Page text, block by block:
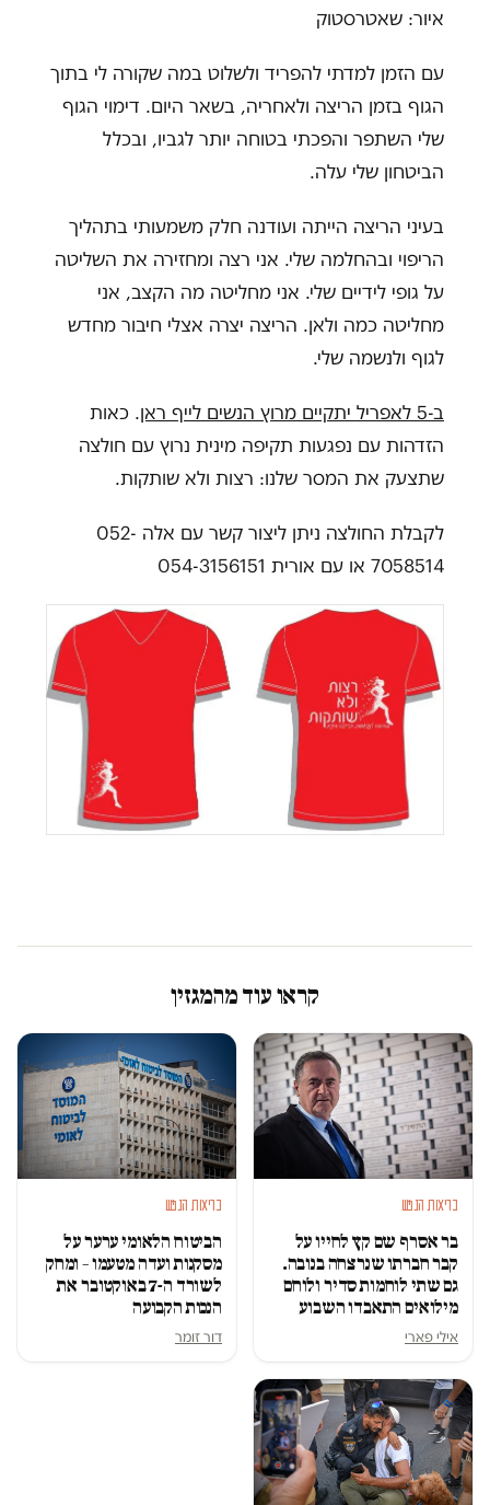
איור: שאטרסטוק
עם הזמן למדתי להפריד ולשלוט במה שקורה לי בתוך
הגוף בזמן הריצה ולאחריה, בשאר היום. דימוי הגוף
שלי השתפר והפכתי בטוחה יותר לגביו, ובכלל
הביטחון שלי עלה.
בעיני הריצה הייתה ועודנה חלק משמעותי בתהליך
הריפוי ובהחלמה שלי. אני רצה ומחזירה את השליטה
על גופי לידיים שלי. אני מחליטה מה הקצב, אני
מחליטה כמה ולאן. הריצה יצרה אצלי חיבור מחדש
לגוף ולנשמה שלי.
ב-5 לאפריל יתקיים מרוץ הנשים לייף ראן
. כאות
הזדהות עם נפגעות תקיפה מינית נרוץ עם חולצה
שתצעק את המסר שלנו: רצות ולא שותקות.
לקבלת החולצה ניתן ליצור קשר עם אלה 052-
7058514 או עם אורית 054-3156151
קראו עוד מהמגזין
בריאות הנפש
בר אסרף שם קץ לחייו על
קבר חברתו שנרצחה בנובה.
גם שתי לוחמות סדיר ולוחם
מילואים התאבדו השבוע
אילי פארי
בריאות הנפש
הביטוח הלאומי ערער על
מסקנות ועדה מטעמו – ומחק
לשורד ה-7 באוקטובר את
הנכות הקבועה
דור זומר